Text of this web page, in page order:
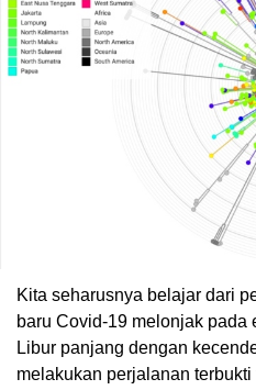
Kita seharusnya belajar dari
baru Covid-19 melonjak pada
Libur panjang dengan
melakukan perjalanan